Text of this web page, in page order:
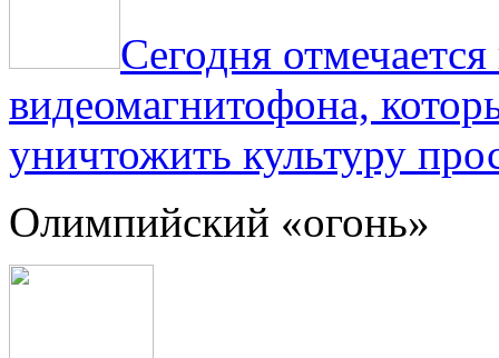
Сегодня
видеомагнитофона,
уничтожить культуру
Олимпийский «огонь»